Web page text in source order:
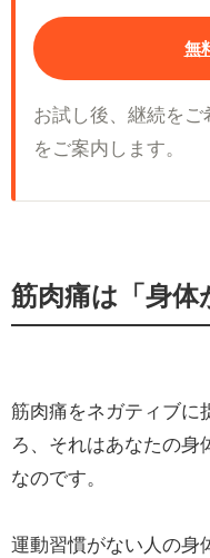
無
お試し後、継続を
をご案内します。
筋肉痛は「身
筋肉痛をネガティブに
ろ、それはあなたの
なのです。
運動習慣がない人の身